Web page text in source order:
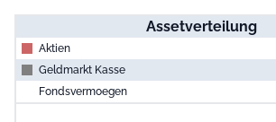
Assetverteilung
Aktien
Geldmarkt Kasse
Fondsvermoegen